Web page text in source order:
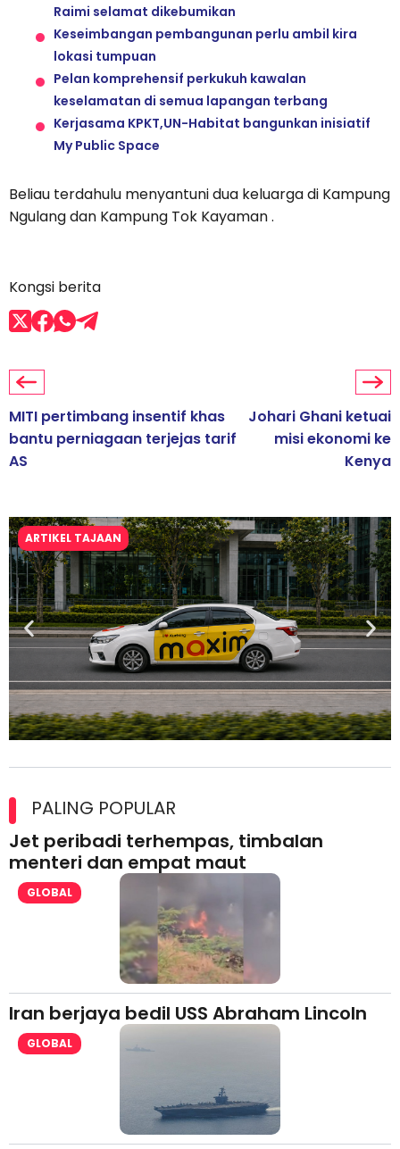
Raimi selamat dikebumikan
Keseimbangan pembangunan perlu ambil kira
lokasi tumpuan
Pelan komprehensif perkukuh kawalan
keselamatan di semua lapangan terbang
Kerjasama KPKT,UN-Habitat bangunkan inisiatif
My Public Space
Beliau terdahulu menyantuni dua keluarga di Kampung
Ngulang dan Kampung Tok Kayaman .
Kongsi berita
MITI pertimbang insentif khas
bantu perniagaan terjejas tarif
AS
Johari Ghani ketuai
misi ekonomi ke
Kenya
ARTIKEL TAJAAN
lesen separuh pertama 2026
PALING POPULAR
Jet peribadi terhempas, timbalan
menteri dan empat maut
GLOBAL
Iran berjaya bedil USS Abraham Lincoln
GLOBAL